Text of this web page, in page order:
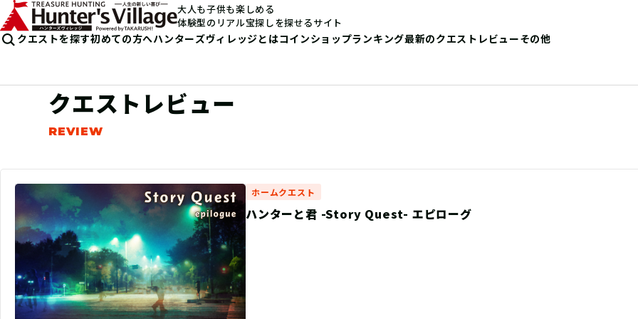
大人も子供も楽しめる
体験型のリアル宝探しを探せるサイト
クエストを探す初めての方へハンターズヴィレッジとはコインショップランキング最新のクエストレビューその他
クエストレビュー
ホームクエスト
ハンターと君 -Story Quest- エピローグ